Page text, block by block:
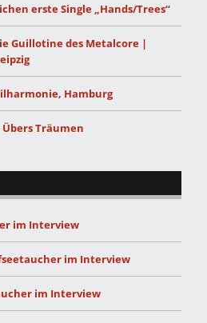
erste Single „Hands/Trees“
Guillotine des Metalcore |
Hamburg
Übers Träumen
im Interview
im Interview
im Interview